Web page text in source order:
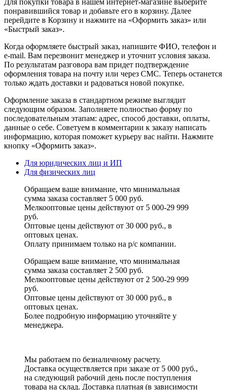
понравившийся товар и добавьте его в корзину. Далее
перейдите в Корзину и нажмите на «Оформить заказ» или
«Быстрый заказ».
Когда оформляете быстрый заказ, напишите ФИО, телефон и
e-mail. Вам перезвонит менеджер и уточнит условия заказа.
По результатам разговора вам придет подтверждение
оформления товара на почту или через СМС. Теперь останется
только ждать доставки и радоваться новой покупке.
Оформление заказа в стандартном режиме выглядит
следующим образом. Заполняете полностью форму по
последовательным этапам: адрес, способ доставки, оплаты,
данные о себе. Советуем в комментарии к заказу написать
информацию, которая поможет курьеру вас найти. Нажмите
кнопку «Оформить заказ».
Для юридических лиц и ИП
Для физических лиц
Обращаем ваше внимание, что минимальная
сумма заказа составляет 5 000 руб.
Мелкооптовые цены действуют от 5 000-29 999
руб.
Оптовые цены действуют от 30 000 руб., в
оптовых ценах.
Оплату принимаем только на р/с компании.
Обращаем ваше внимание, что минимальная
сумма заказа составляет 2 500 руб.
Мелкооптовые цены действуют от 2 500-29 999
руб.
Оптовые цены действуют от 30 000 руб., в
оптовых ценах.
Более подробную информацию уточняйте у
менеджера.
Мы работаем по безналичному расчету.
Доставка осуществляется при заказе от 5 000 руб.,
на следующий рабочий день после поступления
товара на склад. Доставка платная (в зависимости